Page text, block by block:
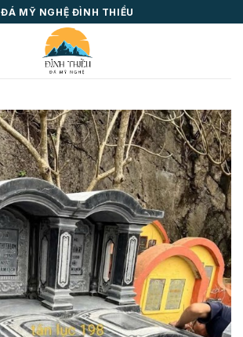
ĐÁ MỸ NGHỆ ĐÌNH THIỀU